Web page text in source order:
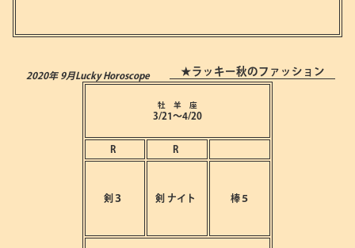
2020年 9月Lucky Horoscope ★ラッキー秋のファッション
牡 羊 座
3/21～4/20
R R
剣３ 剣 ナイト 棒５